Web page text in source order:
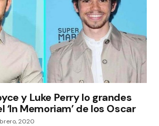
y Luke Perry lo grandes
‘In Memoriam’ de los Oscar
2020